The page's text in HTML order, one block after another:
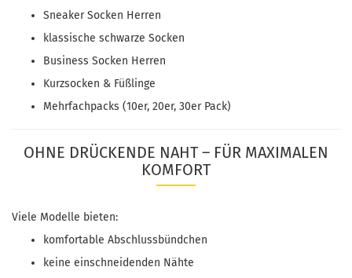
Sneaker Socken Herren
klassische schwarze Socken
Business Socken Herren
Kurzsocken & Füßlinge
Mehrfachpacks (10er, 20er, 30er Pack)
OHNE DRÜCKENDE NAHT – FÜR MAXIMALEN
KOMFORT
Viele Modelle bieten:
komfortable Abschlussbündchen
keine einschneidenden Nähte